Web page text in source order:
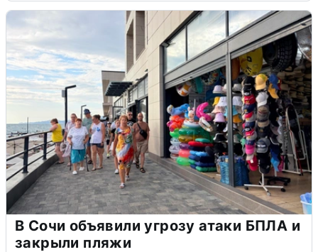
В Сочи объявили угрозу атаки БПЛА и
закрыли пляжи